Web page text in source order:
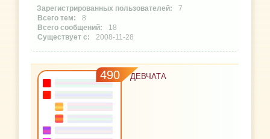
7
8
18
2008-11-28
490 ДЕВЧАТА